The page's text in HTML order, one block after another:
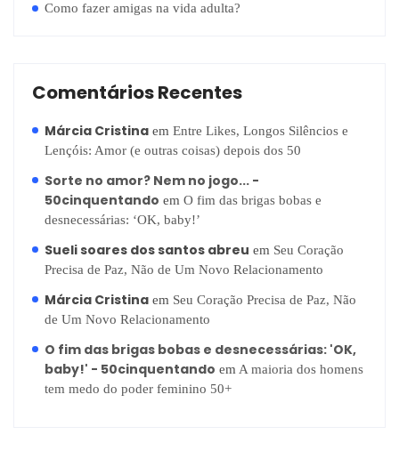
Como fazer amigas na vida adulta?
Comentários Recentes
Márcia Cristina em Entre Likes, Longos Silêncios e
Lençóis: Amor (e outras coisas) depois dos 50
Sorte no amor? Nem no jogo... -
50cinquentando em O fim das brigas bobas e
desnecessárias: ‘OK, baby!’
Sueli soares dos santos abreu em Seu Coração
Precisa de Paz, Não de Um Novo Relacionamento
Márcia Cristina em Seu Coração Precisa de Paz, Não
de Um Novo Relacionamento
O fim das brigas bobas e desnecessárias: 'OK,
baby!' - 50cinquentando em A maioria dos homens
tem medo do poder feminino 50+